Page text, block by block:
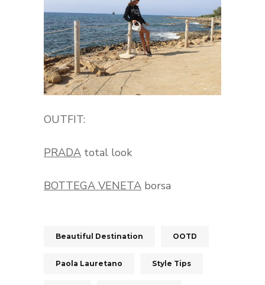
OUTFIT:
PRADA total look
BOTTEGA VENETA borsa
Beautiful Destination OOTD
Paola Lauretano Style Tips